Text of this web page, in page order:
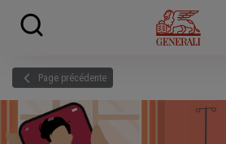
Page précédente